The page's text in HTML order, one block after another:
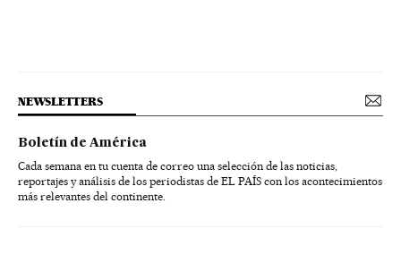
NEWSLETTERS
Boletín de América
Cada semana en tu cuenta de correo una selección de las noticias,
reportajes y análisis de los periodistas de EL PAÍS con los acontecimientos
más relevantes del continente.